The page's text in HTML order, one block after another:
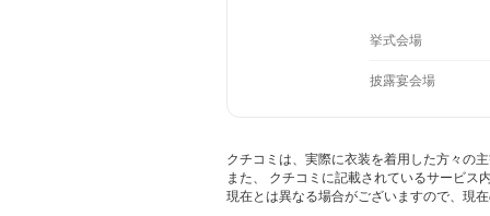
挙式会場
披露宴会場
クチコミは、実際に衣装を着用した方々の
また、 クチコミに記載されているサービス
現在とは異なる場合がございますので、現